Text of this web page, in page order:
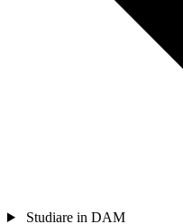
Studiare in DAM